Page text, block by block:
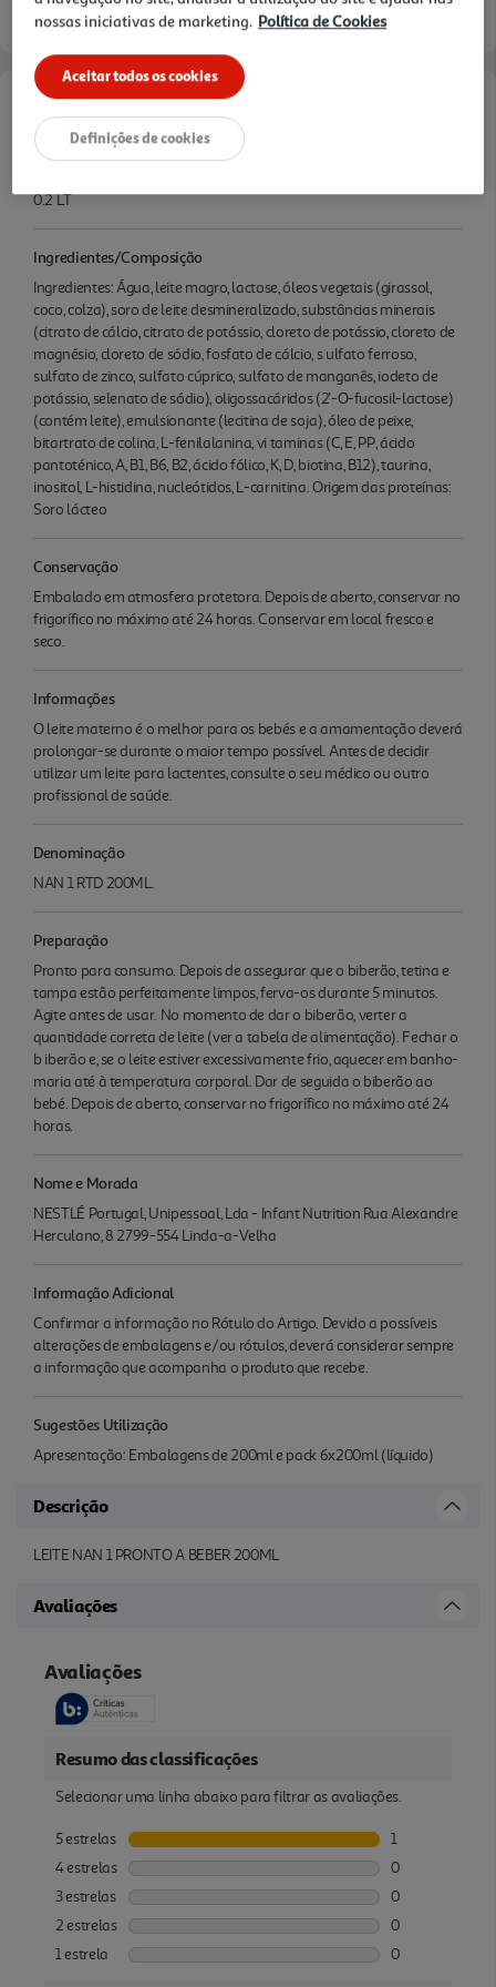
Características
0.2 LT
Ingredientes/Composição
Ingredientes: Água, leite magro, lactose, óleos vegetais (girassol,
coco, colza), soro de leite desmineralizado, substâncias minerais
(citrato de cálcio, citrato de potássio, cloreto de potássio, cloreto de
magnésio, cloreto de sódio, fosfato de cálcio, s ulfato ferroso,
sulfato de zinco, sulfato cúprico, sulfato de manganês, iodeto de
potássio, selenato de sódio), oligossacáridos (2'-O-fucosil-lactose)
(contém leite), emulsionante (lecitina de soja), óleo de peixe,
bitartrato de colina, L-fenilalanina, vi taminas (C, E, PP, ácido
pantoténico, A, B1, B6, B2, ácido fólico, K, D, biotina, B12), taurina,
inositol, L-histidina, nucleótidos, L-carnitina. Origem das proteínas:
Soro lácteo
Conservação
Embalado em atmosfera protetora. Depois de aberto, conservar no
frigorífico no máximo até 24 horas. Conservar em local fresco e
seco.
Informações
O leite materno é o melhor para os bebés e a amamentação deverá
prolongar-se durante o maior tempo possível. Antes de decidir
utilizar um leite para lactentes, consulte o seu médico ou outro
profissional de saúde.
Denominação
NAN 1 RTD 200ML.
Preparação
Pronto para consumo. Depois de assegurar que o biberão, tetina e
tampa estão perfeitamente limpos, ferva-os durante 5 minutos.
Agite antes de usar. No momento de dar o biberão, verter a
quantidade correta de leite (ver a tabela de alimentação). Fechar o
b iberão e, se o leite estiver excessivamente frio, aquecer em banho-
maria até à temperatura corporal. Dar de seguida o biberão ao
bebé. Depois de aberto, conservar no frigorífico no máximo até 24
horas.
Nome e Morada
NESTLÉ Portugal, Unipessoal, Lda - Infant Nutrition Rua Alexandre
Herculano, 8 2799-554 Linda-a-Velha
Informação Adicional
Confirmar a informação no Rótulo do Artigo. Devido a possíveis
alterações de embalagens e/ou rótulos, deverá considerar sempre
a informação que acompanha o produto que recebe.
Sugestões Utilização
Apresentação: Embalagens de 200ml e pack 6x200ml (líquido)
Descrição
LEITE NAN 1 PRONTO A BEBER 200ML
Avaliações
nossas iniciativas de marketing. Política de Cookies
Aceitar todos os cookies
Definições de cookies